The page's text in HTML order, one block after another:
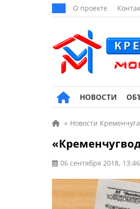
О проекте
НОВОСТИ
» Новости Кременчуга
06 сентября 2018, 13:46